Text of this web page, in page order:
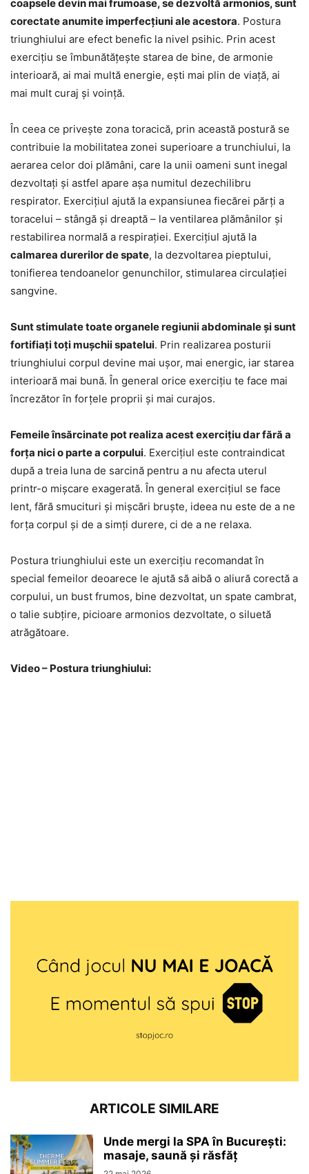
coapsele devin mai frumoase, se dezvoltă armonios, sunt
corectate anumite imperfecțiuni ale acestora. Postura
triunghiului are efect benefic la nivel psihic. Prin acest
exercițiu se îmbunătățește starea de bine, de armonie
interioară, ai mai multă energie, ești mai plin de viață, ai
mai mult curaj și voință.
În ceea ce privește zona toracică, prin această postură se
contribuie la mobilitatea zonei superioare a trunchiului, la
aerarea celor doi plămâni, care la unii oameni sunt inegal
dezvoltați și astfel apare așa numitul dezechilibru
respirator. Exercițiul ajută la expansiunea fiecărei părți a
toracelui – stângă și dreaptă – la ventilarea plămânilor și
restabilirea normală a respirației. Exercițiul ajută la
calmarea durerilor de spate, la dezvoltarea pieptului,
tonifierea tendoanelor genunchilor, stimularea circulației
sangvine.
Sunt stimulate toate organele regiunii abdominale și sunt
fortifiați toți mușchii spatelui. Prin realizarea posturii
triunghiului corpul devine mai ușor, mai energic, iar starea
interioară mai bună. În general orice exercițiu te face mai
încrezător în forțele proprii și mai curajos.
Femeile însărcinate pot realiza acest exercițiu dar fără a
forța nici o parte a corpului. Exercițiul este contraindicat
după a treia luna de sarcină pentru a nu afecta uterul
printr-o mișcare exagerată. În general exercițiul se face
lent, fără smucituri și mișcări bruște, ideea nu este de a ne
forța corpul și de a simți durere, ci de a ne relaxa.
Postura triunghiului este un exercițiu recomandat în
special femeilor deoarece le ajută să aibă o aliură corectă a
corpului, un bust frumos, bine dezvoltat, un spate cambrat,
o talie subțire, picioare armonios dezvoltate, o siluetă
atrăgătoare.
Video – Postura triunghiului:
ARTICOLE SIMILARE
Unde mergi la SPA în București:
masaje, saună și răsfăț